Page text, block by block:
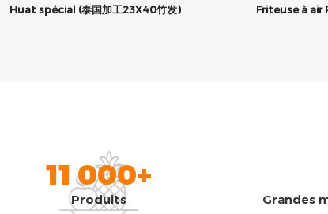
Huat spécial (泰国加工23X40竹发) Friteuse à air
11 000+
Produits Grandes